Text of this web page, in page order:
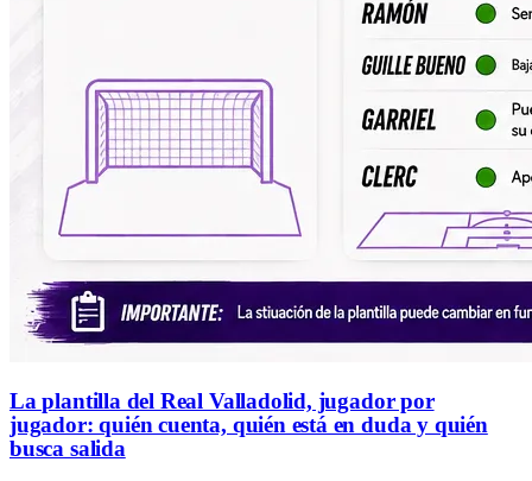
La plantilla del Real Valladolid, jugador por
jugador: quién cuenta, quién está en duda y quién
busca salida